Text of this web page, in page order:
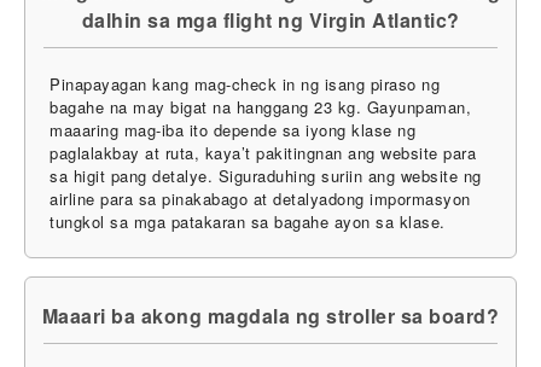
dalhin sa mga flight ng Virgin Atlantic?
Pinapayagan kang mag-check in ng isang piraso ng
bagahe na may bigat na hanggang 23 kg. Gayunpaman,
maaaring mag-iba ito depende sa iyong klase ng
paglalakbay at ruta, kaya’t pakitingnan ang website para
sa higit pang detalye. Siguraduhing suriin ang website ng
airline para sa pinakabago at detalyadong impormasyon
tungkol sa mga patakaran sa bagahe ayon sa klase.
Maaari ba akong magdala ng stroller sa board?